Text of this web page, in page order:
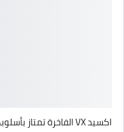
اكسيد VX الفاخرة تمتاز بأسلوبها الرائد.. ودقة فائقة في التصميم